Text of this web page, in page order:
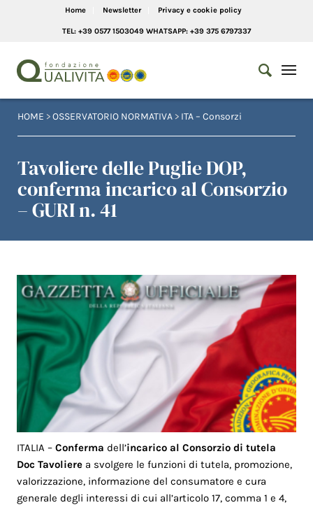
Home Newsletter Privacy e cookie policy
TEL: +39 0577 1503049 WHATSAPP: +39 375 6797337
HOME >OSSERVATORIO NORMATIVA > ITA – Consorzi
Tavoliere delle Puglie DOP,
conferma incarico al Consorzio
– GURI n. 41
ITALIA –Conferma dell’incarico al Consorzio di tutela
Doc Tavoliere a svolgere le funzioni di tutela, promozione,
valorizzazione, informazione del consumatore e cura
generale degli interessi di cui all’articolo 17, comma 1 e 4,